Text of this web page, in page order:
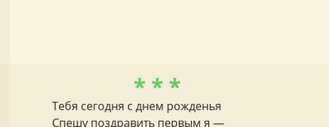
* * *
Тебя сегодня с днем рожденья
Спешу поздравить первым я —